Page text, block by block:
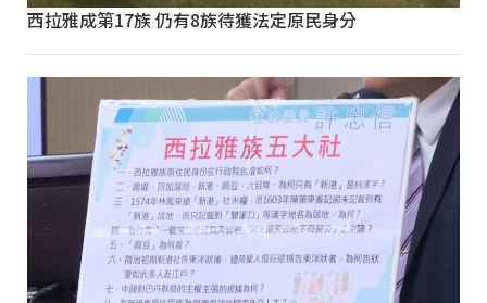
西拉雅成第17族 仍有8族待獲法定原民身分